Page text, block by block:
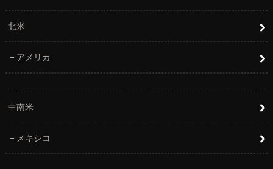
北米
アメリカ
中南米
メキシコ